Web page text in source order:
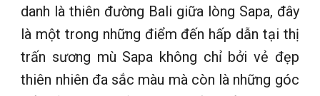
danh là thiên đường Bali giữa lòng Sapa, đây
là một trong những điểm đến hấp dẫn tại thị
trấn sương mù Sapa không chỉ bởi vẻ đẹp
thiên nhiên đa sắc màu mà còn là những góc